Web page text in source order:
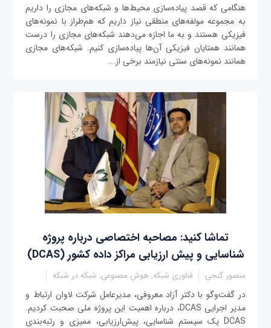
هنگامی که قصد پیاده‌سازی محیط‌ها و شبکه‌های مجازی را داریم
به مجموعه مولفه‌های منطقی نیاز داریم که هم‌طراز با نمونه‌های
فیزیکی هستند و به ما اجازه می‌دهند شبکه‌های مجازی را درست
همانند همتایان فیزیکی آن‌ها پیاده‌سازی کنیم. شبکه‌های مجازی
همانند نمونه‌های سنتی نیازمند برخی از...
تماشا کنید: مصاحبه اختصاصی درباره پروژه
شناسایی و پیش ارزیابی مراکز داده کشور (DCAS)
منصور گنجی فناوری شبکه, هوش مصنوعی, شبکه در شبکه
در گفت‌وگو با دکتر آزاد معروفی، مدیرعامل شرکت لاوان ارتباط و
مدیر اجرایی DCAS، درباره اهمیت این پروژه ملی صحبت کردیم.
DCAS یک سیستم شناسایی، پیش‌ارزیابی، ممیزی و رتبه‌بندی